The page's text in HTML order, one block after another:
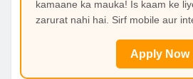
kamaane ka mauka! Is kaam ke
zarurat nahi hai. Sirf mobile aur
Apply Now